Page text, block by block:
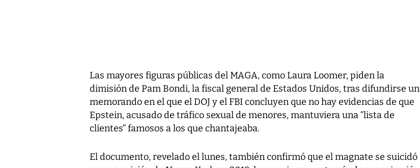
Las mayores figuras públicas del MAGA, como Laura Loomer, piden la
dimisión de Pam Bondi, la fiscal general de Estados Unidos, tras difundirse un
memorando en el que el DOJ y el FBI concluyen que no hay evidencias de que
Epstein, acusado de tráfico sexual de menores, mantuviera una “lista de
clientes” famosos a los que chantajeaba.
El documento, revelado el lunes, también confirmó que el magnate se suicidó